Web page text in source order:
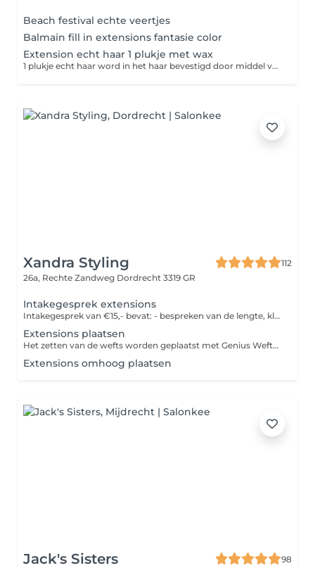
Beach festival echte veertjes
Balmain fill in extensions fantasie color
Extension echt haar 1 plukje met wax
1 plukje echt haar word in het haar bevestigd door middel van een waxje of ringetje.
Xandra Styling
112
26a, Rechte Zandweg Dordrecht 3319 GR
Intakegesprek extensions
Intakegesprek van €15,- bevat: - bespreken van de lengte, kleur en volume Bij het boeken van de extension behandeling worden deze kosten verrekend.
Extensions plaatsen
Het zetten van de wefts worden geplaatst met Genius Wefts die met een invisible methode worden ingezet met microringen en draad.
Extensions omhoog plaatsen
Jack's Sisters 98